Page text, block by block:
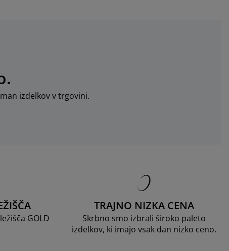
izdelkov v trgovini.
GOLD
TRAJNO NIZKA CENA
Skrbno smo izbrali široko paleto
izdelkov, ki imajo vsak dan nizko ceno.